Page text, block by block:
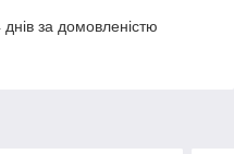
за домовленістю